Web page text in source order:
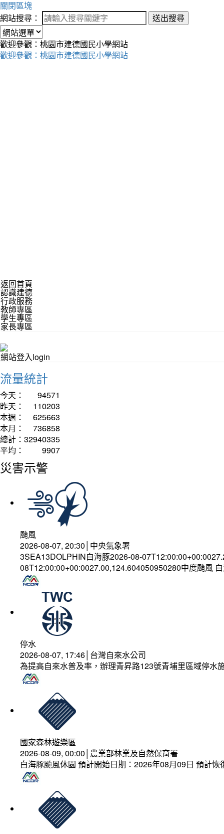
關閉區塊
網站搜尋：
送出搜尋
歡迎參觀：桃園市建德國民小學網站
歡迎參觀：桃園市建德國民小學網站
返回首頁
認識建德
行政服務
教師專區
學生專區
家長專區
網站登入login
流量統計
今天：
94571
昨天：
110203
本週：
625663
本月：
736858
總計： 32940335
平均：
9907
災害示警
颱風
2026-08-07, 20:30│中央氣象署
3SEA13DOLPHIN白海豚2026-08-
08T12:00:00+00:0027.00,124.604050950280中度颱風
停水
2026-08-07, 17:46│台灣自來水公司
為提高自來水普及率，辦理青昇路123號青埔里區域停水
國家森林遊樂區
2026-08-09, 00:00│農業部林業及自然保育署
白海豚颱風休園 預計開始日期：2026年08月09日 預計